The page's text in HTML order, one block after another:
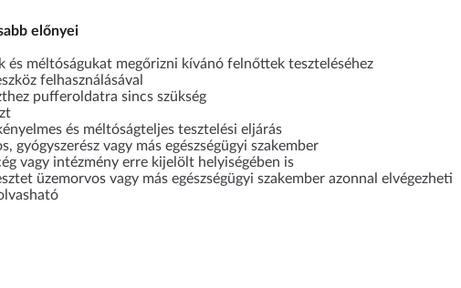
előnyei
és méltóságukat megőrizni kívánó felnőttek teszteléséhez
felhasználásával
pufferoldatra sincs szükség
és méltóságteljes tesztelési eljárás
gyógyszerész vagy más egészségügyi szakember
vagy intézmény erre kijelölt helyiségében is
üzemorvos vagy más egészségügyi szakember azonnal elvégezheti